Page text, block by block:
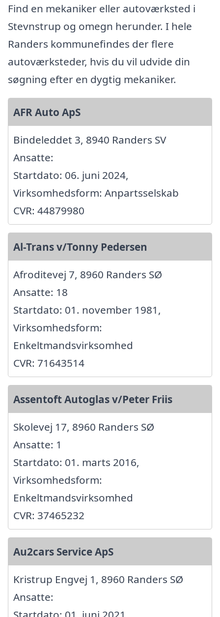
Find en mekaniker eller autoværksted i
Stevnstrup og omegn herunder. I hele
Randers kommunefindes der flere
autoværksteder, hvis du vil udvide din
søgning efter en dygtig mekaniker.
AFR Auto ApS
Bindeleddet 3, 8940 Randers SV
Ansatte:
Startdato: 06. juni 2024,
Virksomhedsform: Anpartsselskab
CVR: 44879980
Al-Trans v/Tonny Pedersen
Afroditevej 7, 8960 Randers SØ
Ansatte: 18
Startdato: 01. november 1981,
Virksomhedsform:
Enkeltmandsvirksomhed
CVR: 71643514
Assentoft Autoglas v/Peter Friis
Skolevej 17, 8960 Randers SØ
Ansatte: 1
Startdato: 01. marts 2016,
Virksomhedsform:
Enkeltmandsvirksomhed
CVR: 37465232
Au2cars Service ApS
Kristrup Engvej 1, 8960 Randers SØ
Ansatte: